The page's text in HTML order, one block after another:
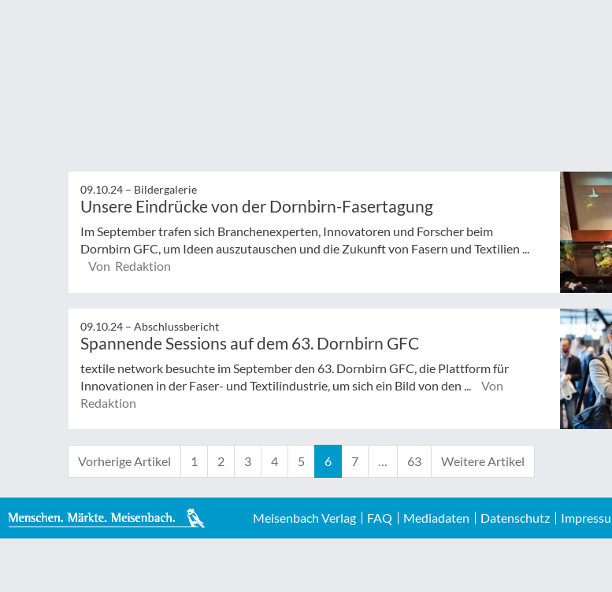
09.10.24 – Bildergalerie
Unsere Eindrücke von der Dornbirn-Fasertagung
Im September trafen sich Branchenexperten, Innovatoren und Forscher beim
Dornbirn GFC, um Ideen auszutauschen und die Zukunft von Fasern und Textilien ...
Von Redaktion
09.10.24 – Abschlussbericht
Spannende Sessions auf dem 63. Dornbirn GFC
textile network besuchte im September den 63. Dornbirn GFC, die Plattform für
Innovationen in der Faser- und Textilindustrie, um sich ein Bild von den ...
Von
Redaktion
Vorherige Artikel 1 2 3 4 5 6 7 … 63 Weitere Artikel
Meisenbach Verlag FAQ Mediadaten Datenschutz